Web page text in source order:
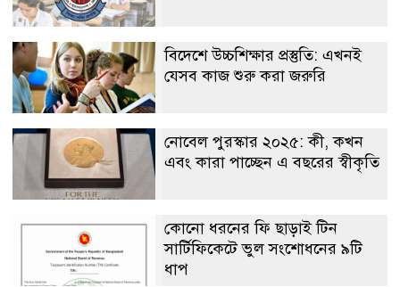
বিদেশে উচ্চশিক্ষার প্রস্তুতি: এখনই
যেসব কাজ শুরু করা জরুরি
নোবেল পুরস্কার ২০২৫: কী, কখন
এবং কারা পাচ্ছেন এ বছরের স্বীকৃতি
কোনো ধরনের ফি ছাড়াই টিন
সার্টিফিকেটে ভুল সংশোধনের ৯টি
ধাপ